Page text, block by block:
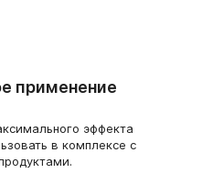
применение
эффекта
в комплексе с